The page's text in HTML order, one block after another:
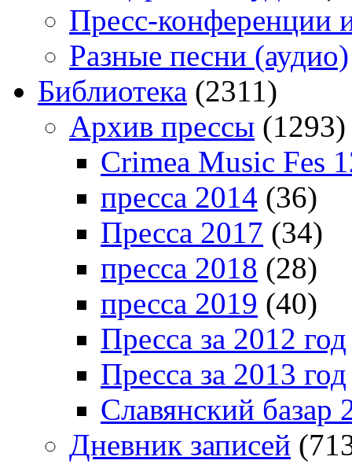
Пресс-конференции
Разные песни (аудио)
Библиотека (2311)
Архив прессы (1293)
Crimea Music Fes
пресса 2014 (36)
Пресса 2017 (34)
пресса 2018 (28)
пресса 2019 (40)
Пресса за 2012 год
Пресса за 2013 год
Славянский базар
Дневник записей